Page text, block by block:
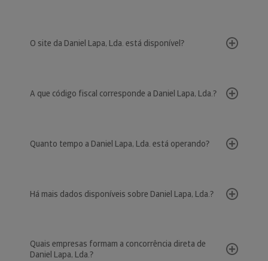
O site da Daniel Lapa, Lda. está disponível?
A que código fiscal corresponde a Daniel Lapa, Lda.?
Quanto tempo a Daniel Lapa, Lda. está operando?
Há mais dados disponíveis sobre Daniel Lapa, Lda.?
Quais empresas formam a concorrência direta de
Daniel Lapa, Lda.?